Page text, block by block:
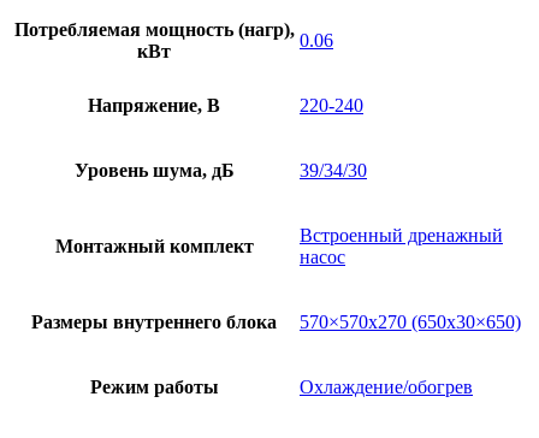
Потребляемая мощность (нагр),
кВт
0.06
Напряжение, В 220-240
Уровень шума, дБ 39/34/30
Монтажный комплект
Встроенный дренажный
насос
Размеры внутреннего блока 570×570х270 (650х30×650)
Режим работы Охлаждение/обогрев